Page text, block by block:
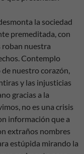
la sociedad
premeditada, con
roban nuestra
Contemplo
nuestro corazón,
y las injusticias
gracias a la
no es una crisis
información que a
extraños nombres
estúpida mirando la